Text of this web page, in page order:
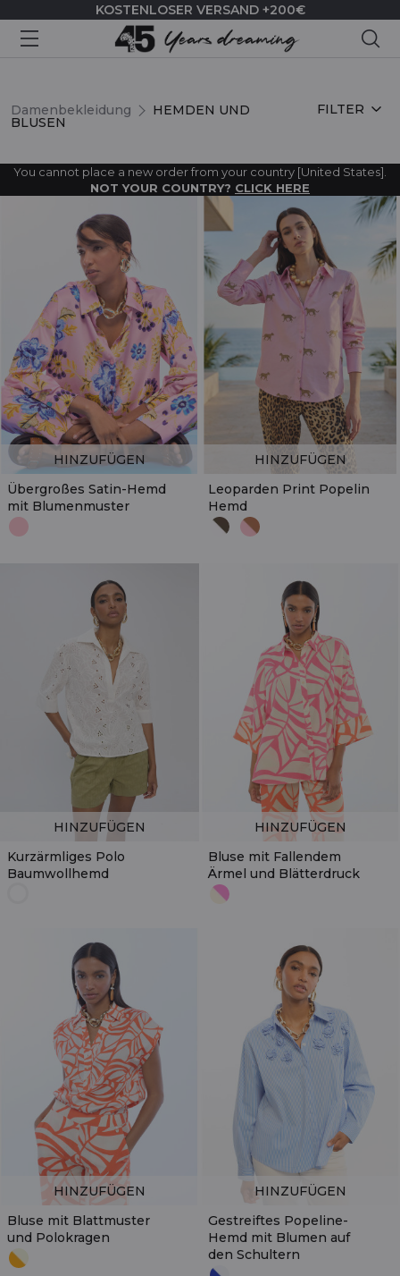
KOSTENLOSER VERSAND +200€
Damenbekleidung HEMDEN UND
BLUSEN
HEMDEN UND BLUSEN FILTER
You cannot place a new order from your country [United States].
NOT YOUR COUNTRY? CLICK HERE
Übergroßes Satin-Hemd
mit Blumenmuster
HINZUFÜGEN
Leoparden Print Popelin
Hemd
HINZUFÜGEN
Kurzärmliges Polo
Baumwollhemd
HINZUFÜGEN
Bluse mit Fallendem
Ärmel und Blätterdruck
HINZUFÜGEN
Bluse mit Blattmuster
und Polokragen
HINZUFÜGEN
Gestreiftes Popeline-
Hemd mit Blumen auf
den Schultern
HINZUFÜGEN